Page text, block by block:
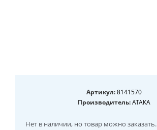
Артикул:8141570
Производитель:АТАКА
Нет в наличии, но товар можно заказать.